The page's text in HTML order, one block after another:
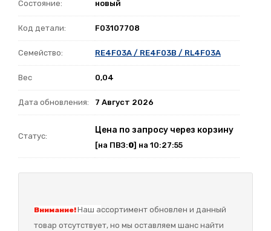
Состояние: новый
Код детали: F03107708
Семейство: RE4F03A / RE4F03B / RL4F03A
Вес 0,04
Дата обновления: 7 Август 2026
Статус:
Цена по запросу через корзину
[на ПВЗ:0] на 10:27:55
Внимание!Наш ассортимент обновлен и данный
товар отсутствует, но мы оставляем шанс найти